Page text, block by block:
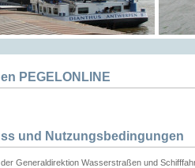
PEGELONLINE
und Nutzungsbedingungen
Generaldirektion Wasserstraßen und